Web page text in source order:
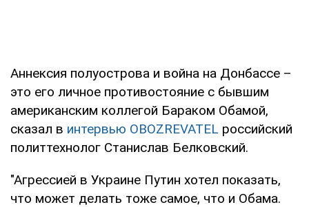
Аннексия полуострова и война на Донбассе –
это его личное противостояние с бывшим
американским коллегой Бараком Обамой,
сказал в интервью OBOZREVATEL российский
политтехнолог Станислав Белковский.
"Агрессией в Украине Путин хотел показать,
что может делать тоже самое, что и Обама.